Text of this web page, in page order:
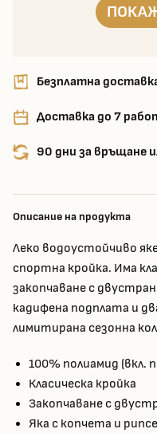
Безплатна
Доставка до 7
90 дни за връщане
Описание на продукта
Леко водоустойчиво
спортна кройка. Има
закопчаване с
кадифена подплата и
лимитирана сезонна
100% полиамид (вкл.
Класическа кройка
Закопчаване с
Яка с копчета и